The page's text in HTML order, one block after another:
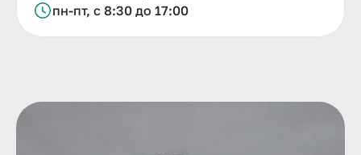
пн-пт, с 8:30 до 17:00